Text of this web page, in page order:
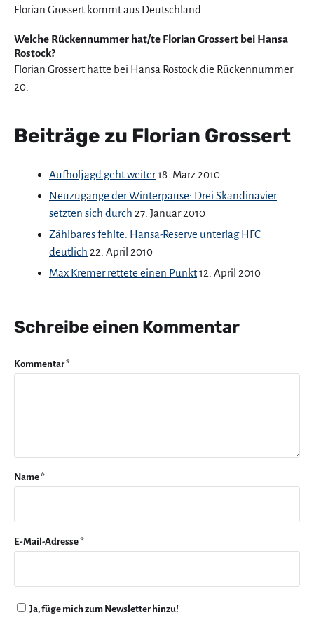
Florian Grossert kommt aus Deutschland.
Welche Rückennummer hat/te Florian Grossert bei Hansa
Rostock?
Florian Grossert hatte bei Hansa Rostock die Rückennummer
20.
Beiträge zu Florian Grossert
Aufholjagd geht weiter18. März 2010
Neuzugänge der Winterpause: Drei Skandinavier
setzten sich durch 27. Januar 2010
Zählbares fehlte: Hansa-Reserve unterlag HFC
deutlich 22. April 2010
Max Kremer rettete einen Punkt12. April 2010
Schreibe einen Kommentar
Kommentar*
Name*
E-Mail-Adresse*
Ja, füge mich zum Newsletter hinzu!